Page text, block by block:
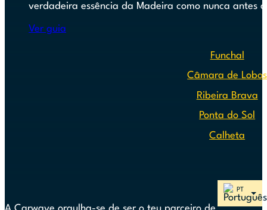
verdadeira essência da Madeira como nunca antes
Ver guia
Funchal
Câmara de Lobos
Ribeira Brava
Ponta do Sol
Calheta